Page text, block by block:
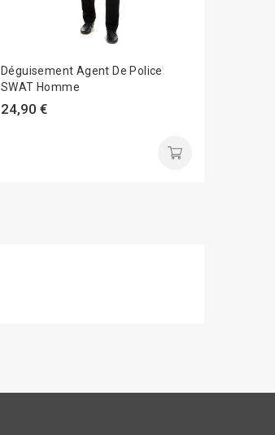
Déguisement Agent De Police
SWAT Homme
24,90 €